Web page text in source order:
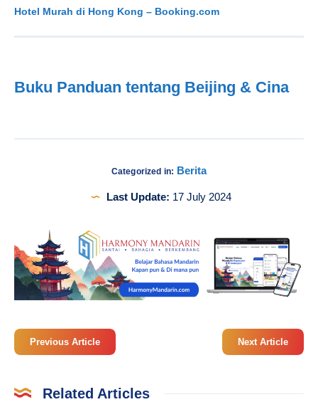
Hotel Murah di Hong Kong – Booking.com
Buku Panduan tentang Beijing & Cina
Categorized in: Berita
Last Update: 17 July 2024
Previous Article Next Article
Related Articles